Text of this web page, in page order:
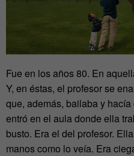
Fue en los años 80. En
Y, en éstas, el profesor se
que, además, bailaba y
entró en el aula donde ella
busto. Era el del profesor.
manos como lo veía. Era